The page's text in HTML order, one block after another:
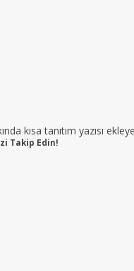
kısa tanıtım yazısı
Takip Edin!